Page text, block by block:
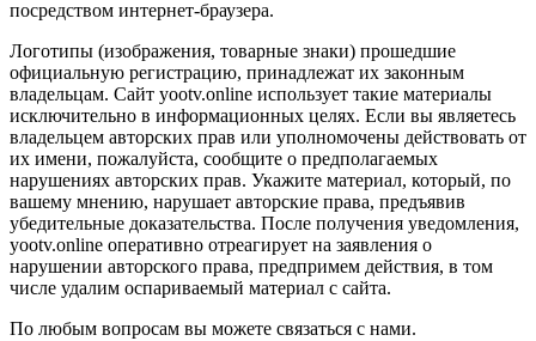
посредством интернет-браузера.
Логотипы (изображения, товарные знаки) прошедшие
официальную регистрацию, принадлежат их законным
владельцам. Сайт yootv.online использует такие материалы
исключительно в информационных целях. Если вы являетесь
владельцем авторских прав или уполномочены действовать от
их имени, пожалуйста, сообщите о предполагаемых
нарушениях авторских прав. Укажите материал, который, по
вашему мнению, нарушает авторские права, предъявив
убедительные доказательства. После получения уведомления,
yootv.online оперативно отреагирует на заявления о
нарушении авторского права, предпримем действия, в том
числе удалим оспариваемый материал с сайта.
По любым вопросам вы можете связаться с нами.